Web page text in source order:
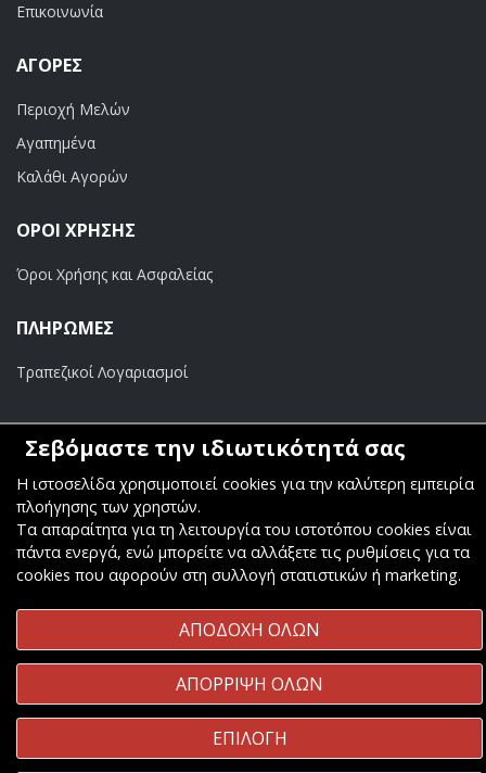
Επικοινωνία
ΑΓΟΡΈΣ
Περιοχή Μελών
Αγαπημένα
Καλάθι Αγορών
ΟΡΟΙ ΧΡΗΣΗΣ
Όροι Χρήσης και Ασφαλείας
ΠΛΗΡΩΜΕΣ
Τραπεζικοί Λογαριασμοί
Copyright ©Κοσμάς Audio Video. All Rights Reserved
Κατασκευή & ΦιλοξενίαKomvos.gr
Σεβόμαστε την ιδιωτικότητά σας
Η ιστοσελίδα χρησιμοποιεί cookies για την καλύτερη εμπειρία
πλοήγησης των χρηστών.
Τα απαραίτητα για τη λειτουργία του ιστοτόπου cookies είναι
πάντα ενεργά, ενώ μπορείτε να αλλάξετε τις ρυθμίσεις για τα
cookies που αφορούν στη συλλογή στατιστικών ή marketing.
ΑΠΟΔΟΧΗ ΟΛΩΝ
ΑΠΟΡΡΙΨΗ ΟΛΩΝ
ΕΠΙΛΟΓΗ